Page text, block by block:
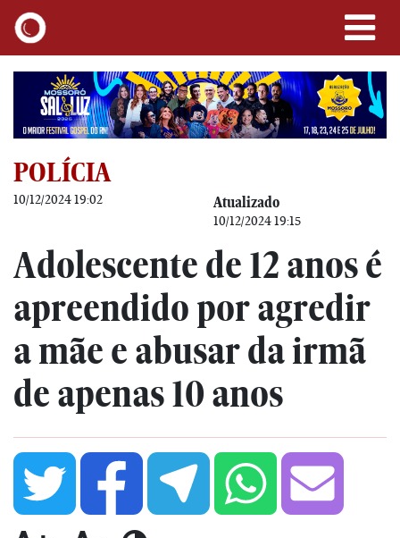
POLÍCIA
10/12/2024 19:02 Atualizado
10/12/2024 19:15
Adolescente de 12 anos é
apreendido por agredir
a mãe e abusar da irmã
de apenas 10 anos